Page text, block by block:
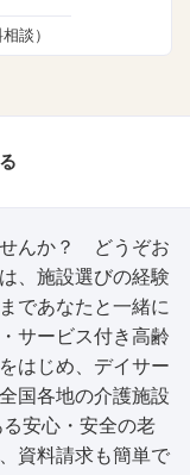
談）
せんか？ どうぞお
、施設選びの経験
であなたと一緒に
サービス付き高齢
はじめ、デイサー
国各地の介護施設
安心・安全の老
資料請求も簡単で